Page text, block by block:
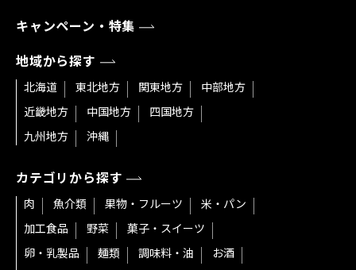
キャンペーン・特集
地域から探す
北海道 東北地方 関東地方
中部地方
近畿地方
中国地方
四国地方
九州地方
沖縄
カテゴリから探す
肉 魚介類 果物・フルーツ
米・パン
加工食品
野菜
菓子・スイーツ
卵・乳製品
麺類 調味料・油
お酒